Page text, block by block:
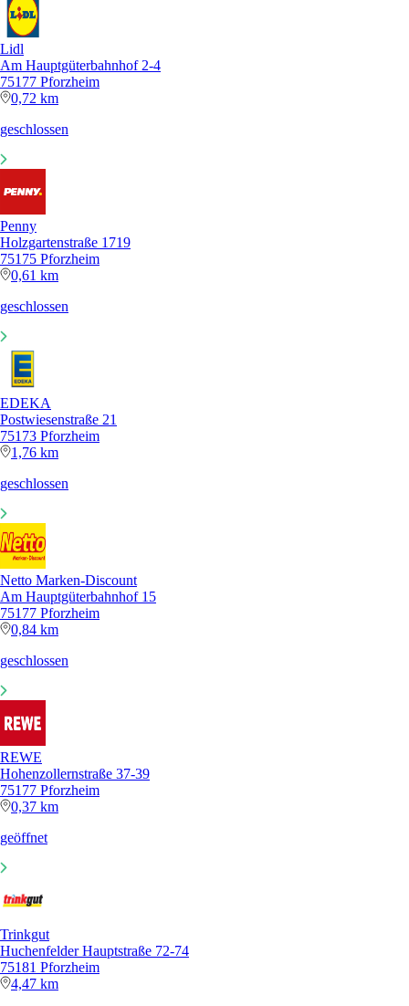
Lidl
Am Hauptgüterbahnhof 2-4
75177 Pforzheim
0,72 km
geschlossen
Penny
Holzgartenstraße 1719
75175 Pforzheim
0,61 km
geschlossen
EDEKA
Postwiesenstraße 21
75173 Pforzheim
1,76 km
geschlossen
Netto Marken-Discount
Am Hauptgüterbahnhof 15
75177 Pforzheim
0,84 km
geschlossen
REWE
Hohenzollernstraße 37-39
75177 Pforzheim
0,37 km
geöffnet
Trinkgut
Huchenfelder Hauptstraße 72-74
75181 Pforzheim
4,47 km